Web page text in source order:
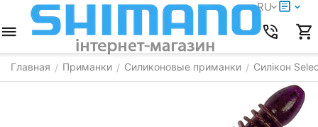
RU
Главная / Приманки / Силиконовые приманки / Силікон